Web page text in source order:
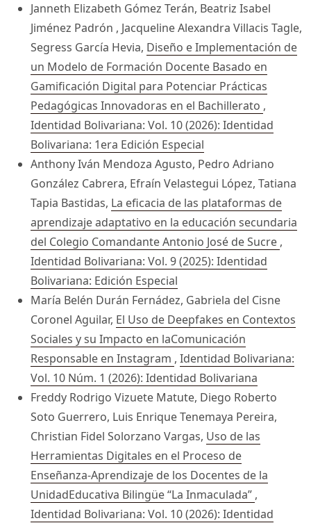
Janneth Elizabeth Gómez Terán, Beatriz Isabel
Jiménez Padrón , Jacqueline Alexandra Villacis Tagle,
Segress García Hevia, Diseño e Implementación de
un Modelo de Formación Docente Basado en
Gamificación Digital para Potenciar Prácticas
Pedagógicas Innovadoras en el Bachillerato ,
Identidad Bolivariana: Vol. 10 (2026): Identidad
Bolivariana: 1era Edición Especial
Anthony Iván Mendoza Agusto, Pedro Adriano
González Cabrera, Efraín Velastegui López, Tatiana
Tapia Bastidas, La eficacia de las plataformas de
aprendizaje adaptativo en la educación secundaria
del Colegio Comandante Antonio José de Sucre ,
Identidad Bolivariana: Vol. 9 (2025): Identidad
Bolivariana: Edición Especial
María Belén Durán Fernádez, Gabriela del Cisne
Coronel Aguilar, El Uso de Deepfakes en Contextos
Sociales y su Impacto en laComunicación
Responsable en Instagram , Identidad Bolivariana:
Vol. 10 Núm. 1 (2026): Identidad Bolivariana
Freddy Rodrigo Vizuete Matute, Diego Roberto
Soto Guerrero, Luis Enrique Tenemaya Pereira,
Christian Fidel Solorzano Vargas, Uso de las
Herramientas Digitales en el Proceso de
Enseñanza-Aprendizaje de los Docentes de la
UnidadEducativa Bilingüe “La Inmaculada” ,
Identidad Bolivariana: Vol. 10 (2026): Identidad